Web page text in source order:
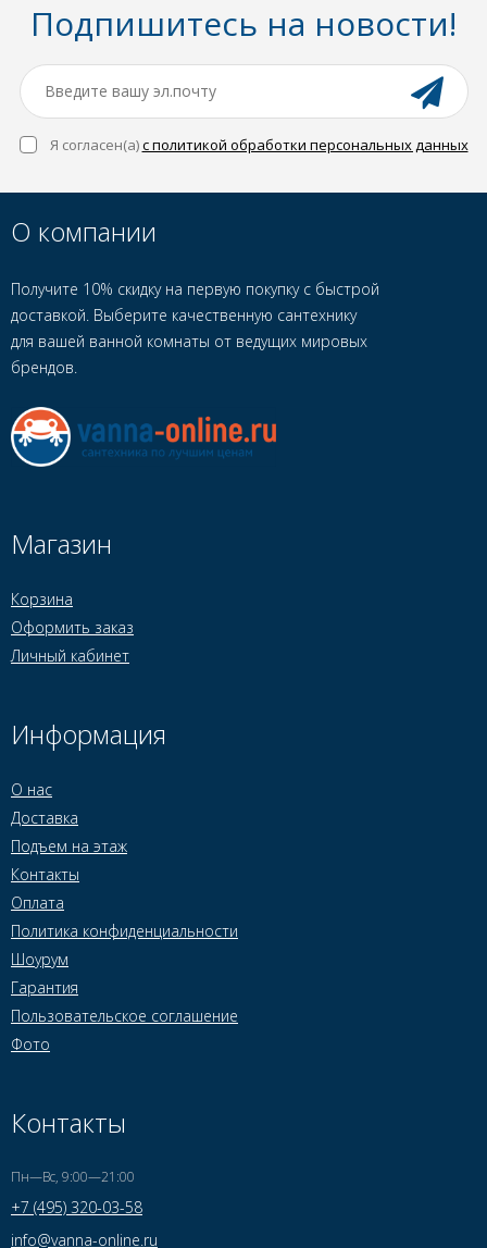
Подпишитесь на новости!
Я согласен(a)с политикой обработки персональных данных
О компании
Получите 10% скидку на первую покупку с быстрой
доставкой. Выберите качественную сантехнику
для вашей ванной комнаты от ведущих мировых
брендов.
Магазин
Корзина
Оформить заказ
Личный кабинет
Информация
О нас
Доставка
Подъем на этаж
Контакты
Оплата
Политика конфиденциальности
Шоурум
Гарантия
Пользовательское соглашение
Фото
Контакты
Пн—Вс, 9:00—21:00
+7 (495) 320-03-58
info@vanna-online.ru